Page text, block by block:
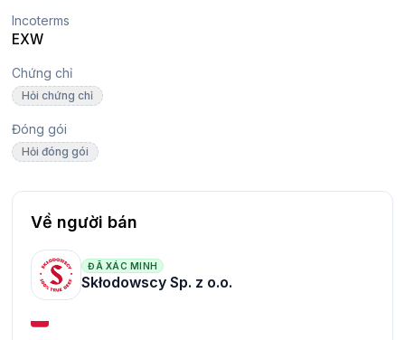
Incoterms
EXW
Chứng chỉ
Hỏi chứng chỉ
Đóng gói
Hỏi đóng gói
Về người bán
ĐÃ XÁC MINH
Skłodowscy Sp. z o.o.